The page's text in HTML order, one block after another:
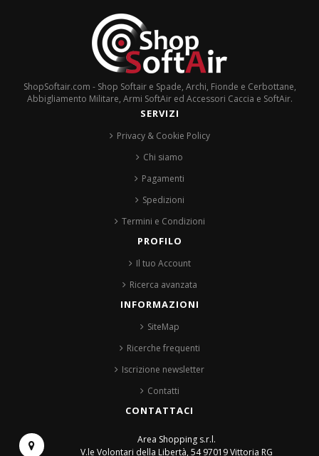
ShopSoftair.com - Shop Softair e Spade, Archi, Fionde e Cerbottane,
Abbigliamento Militare, Armi SoftAir ed Accessori Caccia e SoftAir.
SERVIZI
Privacy & Cookie Policy
Chi siamo
Pagamenti
Spedizioni
Termini e Condizioni
PROFILO
Il tuo Account
Ricerca avanzata
INFORMAZIONI
SiteMap
Ricerche frequenti
Iscrizione newsletter
Contatti
CONTATTACI
Area Shopping s.r.l.
V.le Volontari della Libertà, 5497019 Vittoria RG